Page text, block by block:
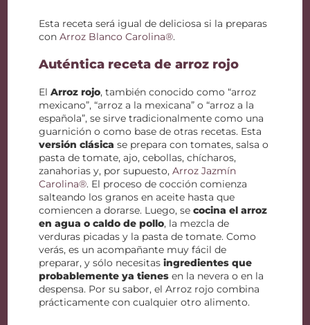
Esta receta será igual de deliciosa si la preparas
conArroz Blanco Carolina®.
Auténtica receta de arroz rojo
ElArroz rojo, también conocido como “arroz
mexicano”, “arroz a la mexicana” o “arroz a la
española”, se sirve tradicionalmente como una
guarnición o como base de otras recetas. Esta
versión clásica se prepara con tomates, salsa o
pasta de tomate, ajo, cebollas, chícharos,
zanahorias y, por supuesto,Arroz Jazmín
Carolina®. El proceso de cocción comienza
salteando los granos en aceite hasta que
comiencen a dorarse. Luego, secocina el arroz
en agua o caldo de pollo, la mezcla de
verduras picadas y la pasta de tomate. Como
verás, es un acompañante muy fácil de
preparar, y sólo necesitasingredientes que
probablemente ya tienes en la nevera o en la
despensa. Por su sabor, el Arroz rojo combina
prácticamente con cualquier otro alimento.